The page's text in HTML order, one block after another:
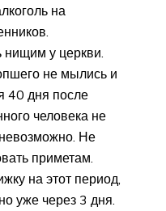
на
нищим у церкви.
не мылись и
40 дня после
человека не
Не
приметам.
на этот период,
уже через 3 дня.